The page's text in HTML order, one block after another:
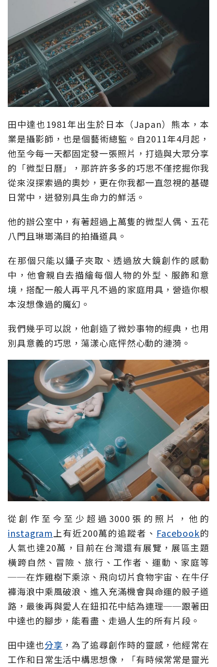
田中達也1981年出生於日本（Japan）熊本，本
業是攝影師，也是個藝術總監。自2011年4月起，
他至今每一天都固定發一張照片，打造與大眾分享
的「微型日曆」，那許許多多的巧思不僅挖掘你我
從來沒探索過的奧妙，更在你我都一直忽視的基礎
日常中，迸發別具生命力的鮮活。
他的辦公室中，有著超過上萬隻的微型人偶、五花
八門且琳瑯滿目的拍攝道具。
在那個只能以鑷子夾取、透過放大鏡創作的感動
中，他會親自去描繪每個人物的外型、服飾和意
境，搭配一般人再平凡不過的家庭用具，營造你根
本沒想像過的魔幻。
我們幾乎可以說，他創造了微妙事物的經典，也用
別具意義的巧思，蕩漾心底怦然心動的漣漪。
從創作至今至少超過3000張的照片，他的
instagram 上有近200萬的追蹤者、 Facebook的
人氣也達20萬，目前在台灣還有展覽，展區主題
橫跨自然、冒險、旅行、工作者、運動、家庭等
──在炸雞樹下乘涼、飛向切片食物宇宙、在牛仔
褲海浪中乘風破浪、進入充滿機會與命運的骰子道
路，最後再與愛人在鈕扣花中結為連理──跟著田
中達也的腳步，能看盡、走過人生的所有片段。
田中達也分享 ，為了追尋創作時的靈感，他經常在
工作和日常生活中構思想像，「有時候常常是靈光